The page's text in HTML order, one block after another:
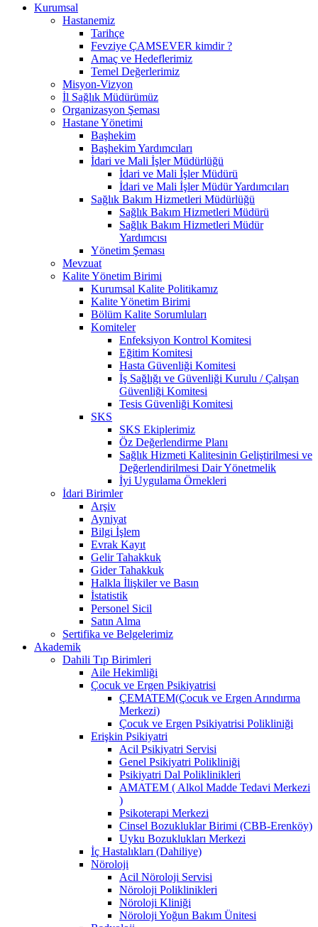
Kurumsal
Hastanemiz
Tarihçe
Fevziye ÇAMSEVER kimdir ?
Amaç ve Hedeflerimiz
Temel Değerlerimiz
Misyon-Vizyon
İl Sağlık Müdürümüz
Organizasyon Şeması
Hastane Yönetimi
Başhekim
Başhekim Yardımcıları
İdari ve Mali İşler Müdürlüğü
İdari ve Mali İşler Müdürü
İdari ve Mali İşler Müdür Yardımcıları
Sağlık Bakım Hizmetleri Müdürlüğü
Sağlık Bakım Hizmetleri Müdürü
Sağlık Bakım Hizmetleri Müdür
Yardımcısı
Yönetim Şeması
Mevzuat
Kalite Yönetim Birimi
Kurumsal Kalite Politikamız
Kalite Yönetim Birimi
Bölüm Kalite Sorumluları
Komiteler
Enfeksiyon Kontrol Komitesi
Eğitim Komitesi
Hasta Güvenliği Komitesi
İş Sağlığı ve Güvenliği Kurulu / Çalışan
Güvenliği Komitesi
Tesis Güvenliği Komitesi
SKS
SKS Ekiplerimiz
Öz Değerlendirme Planı
Sağlık Hizmeti Kalitesinin Geliştirilmesi ve
Değerlendirilmesi Dair Yönetmelik
İyi Uygulama Örnekleri
İdari Birimler
Arşiv
Ayniyat
Bilgi İşlem
Evrak Kayıt
Gelir Tahakkuk
Gider Tahakkuk
Halkla İlişkiler ve Basın
İstatistik
Personel Sicil
Satın Alma
Sertifika ve Belgelerimiz
Akademik
Dahili Tıp Birimleri
Aile Hekimliği
Çocuk ve Ergen Psikiyatrisi
ÇEMATEM(Çocuk ve Ergen Arındırma
Merkezi)
Çocuk ve Ergen Psikiyatrisi Polikliniği
Erişkin Psikiyatri
Acil Psikiyatri Servisi
Genel Psikiyatri Polikliniği
Psikiyatri Dal Poliklinikleri
AMATEM ( Alkol Madde Tedavi Merkezi
)
Psikoterapi Merkezi
Cinsel Bozukluklar Birimi (CBB-Erenköy)
Uyku Bozuklukları Merkezi
İç Hastalıkları (Dahiliye)
Nöroloji
Acil Nöroloji Servisi
Nöroloji Poliklinikleri
Nöroloji Kliniği
Nöroloji Yoğun Bakım Ünitesi